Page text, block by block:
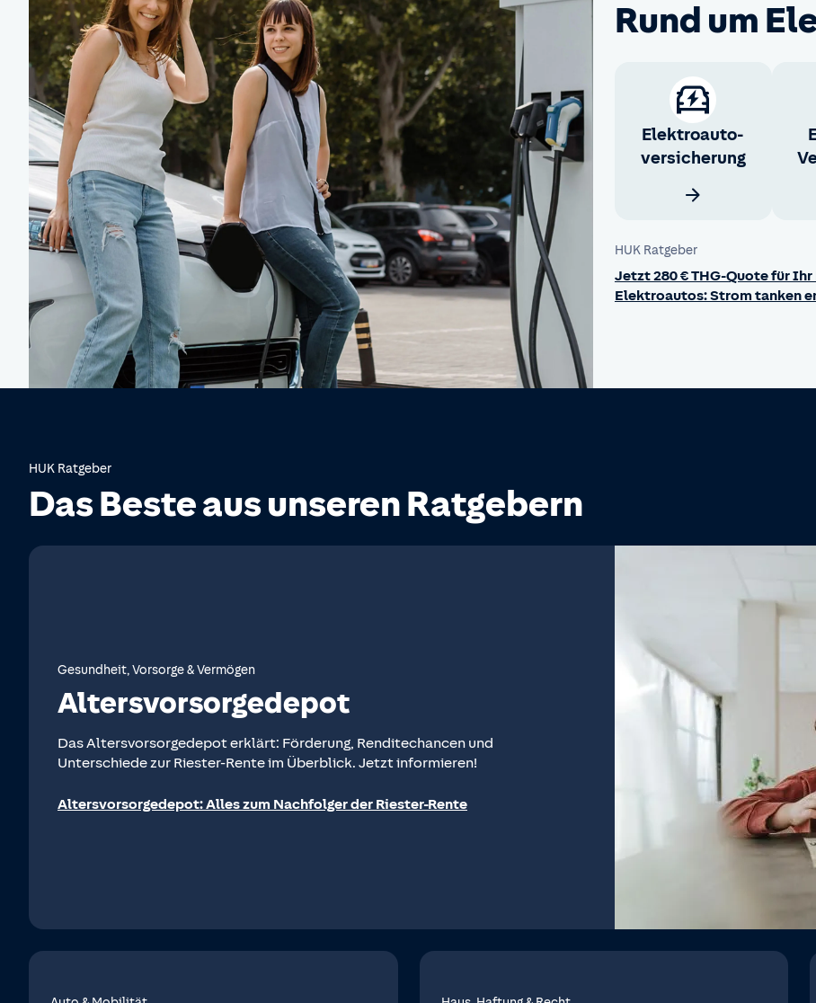
Rund um
Elektroauto­
versicherung
HUK Ratgeber
Jetzt 280 € THG-Quote für
Elektroautos: Strom tanken
HUK Ratgeber
Das Beste aus unseren Ratgebern
Gesundheit, Vorsorge & Vermögen
Altersvorsorgedepot
Das Altersvorsorgedepot erklärt: Förderung, Renditechancen und
Unterschiede zur Riester-Rente im Überblick. Jetzt informieren!
Altersvorsorgedepot: Alles zum Nachfolger der Riester-Rente